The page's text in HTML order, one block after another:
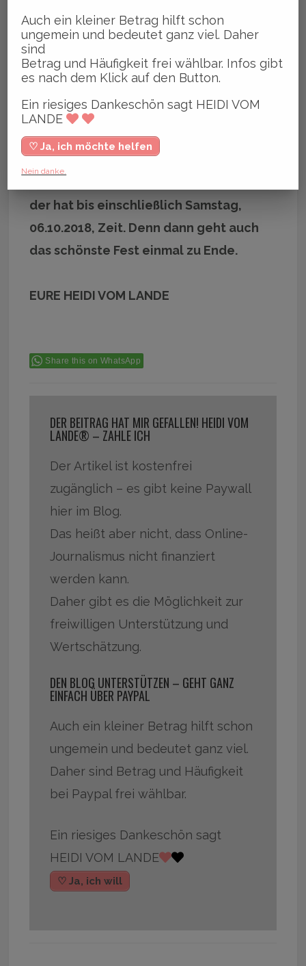
Schauspielerin Pheline Roggan, die
2009 in Starregisseur Fatih Akins Film
Schumacher)
Wer noch einen Kinofilm im Rahmen des
der hat bis einschließlich Samstag,
06.10.2018, Zeit. Denn dann geht auch
das schönste Fest einmal zu Ende.
EURE HEIDI VOM LANDE
Share this on WhatsApp
DER BEITRAG HAT MIR GEFALLEN! HEIDI VOM
LANDE® – ZAHLE ICH
Der Artikel ist kostenfrei
zugänglich – es gibt keine Paywall
hier im Blog.
Das heißt aber nicht, dass Online-
Journalismus nicht finanziert
werden kann.
Daher gibt es die Möglichkeit zur
freiwilligen Unterstützung und
Wertschätzung.
DEN BLOG UNTERSTÜTZEN – GEHT GANZ
EINFACH ÜBER PAYPAL
Auch ein kleiner Betrag hilft schon
ungemein und bedeutet ganz viel.
Daher sind Betrag und Häufigkeit
bei Paypal frei wählbar.
Ein riesiges Dankeschön sagt
HEIDI VOM LANDE
♡ Ja, ich will
Auch ein kleiner Betrag hilft schon
ungemein und bedeutet ganz viel. Daher
sind
Betrag und Häufigkeit frei wählbar. Infos gibt
es nach dem Klick auf den Button.
Ein riesiges Dankeschön sagt HEIDI VOM
LANDE
♡ Ja, ich möchte helfen
Nein danke.